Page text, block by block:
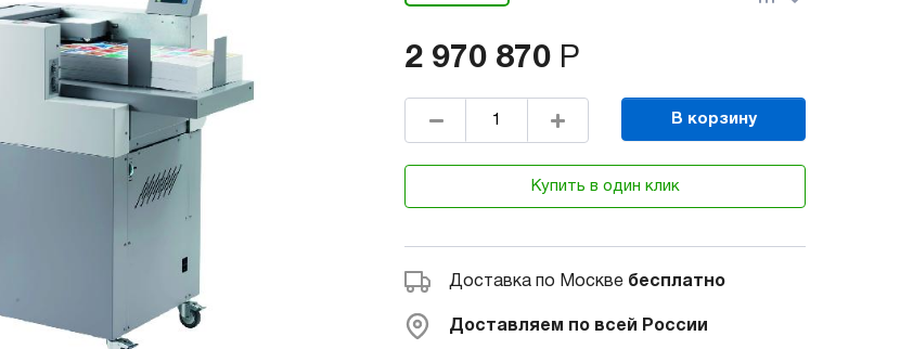
2 970 870 Р
В корзину
Купить в один клик
Доставка по Москве бесплатно
Доставляем по всей России